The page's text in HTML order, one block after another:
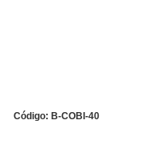
Código: B-COBI-40